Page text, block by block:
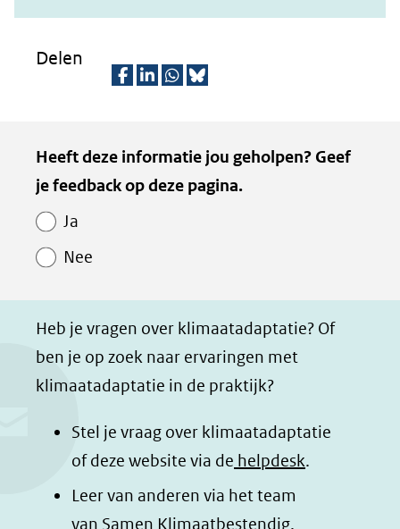
Delen
l
e
a
b
o
o
(opent
l
e
d
I
(opent
l
e
h
t
a
p
(opent
z
e
n
d
l
e
o
Kopie
van
Paginawaardering
Heeft deze informatie jou geholpen? Geef
je feedback op deze pagina.
Ja
Nee
Heb je vragen over klimaatadaptatie? Of
ben je op zoek naar ervaringen met
klimaatadaptatie in de praktijk?
Stel je vraag over klimaatadaptatie
of deze website via de helpdesk.
Leer van anderen via het team
van Samen Klimaatbestendig.